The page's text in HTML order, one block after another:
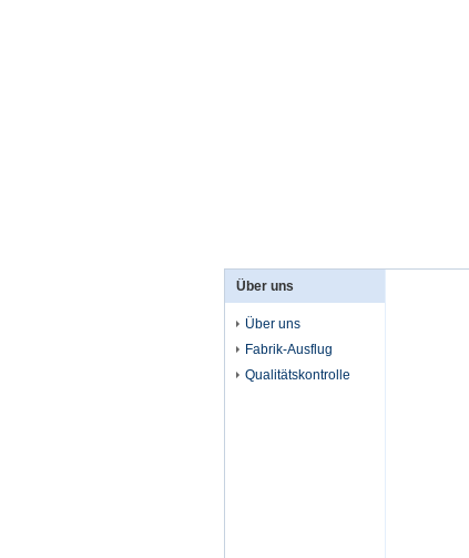
Über uns
Über uns
Fabrik-Ausflug
Qualitätskontrolle